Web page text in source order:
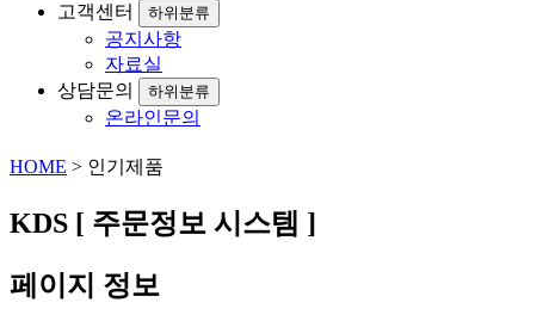
고객센터
하위분류
공지사항
자료실
상담문의
하위분류
온라인문의
HOME > 인기제품
KDS [ 주문정보 시스템 ]
페이지 정보